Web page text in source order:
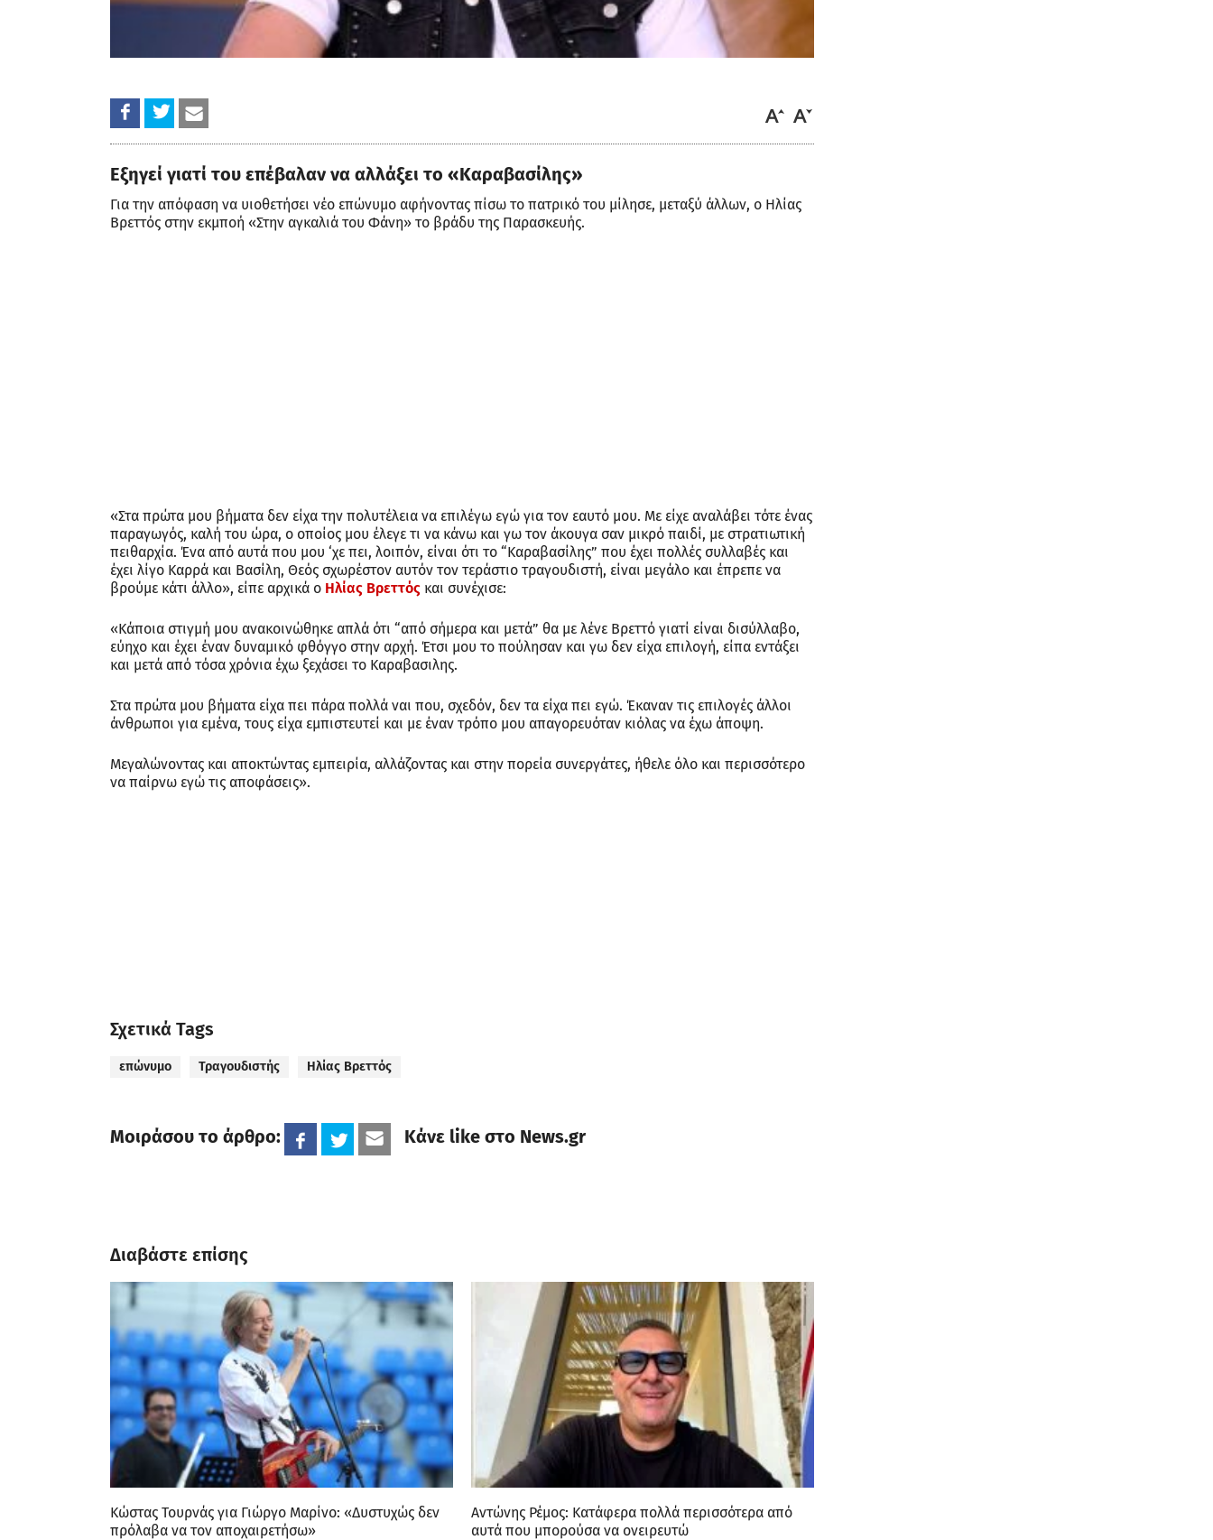
Εξηγεί γιατί του επέβαλαν να αλλάξει το «Καραβασίλης»
Για την απόφαση να υιοθετήσει νέο επώνυμο αφήνοντας πίσω το πατρικό του μίλησε, μεταξύ άλλων, ο Ηλίας
Βρεττός στην εκμποή «Στην αγκαλιά του Φάνη» το βράδυ της Παρασκευής.
«Στα πρώτα μου βήματα δεν είχα την πολυτέλεια να επιλέγω εγώ για τον εαυτό μου. Με είχε αναλάβει τότε ένας
παραγωγός, καλή του ώρα, ο οποίος μου έλεγε τι να κάνω και γω τον άκουγα σαν μικρό παιδί, με στρατιωτική
πειθαρχία. Ένα από αυτά που μου ‘χε πει, λοιπόν, είναι ότι το “Καραβασίλης” που έχει πολλές συλλαβές και
έχει λίγο Καρρά και Βασίλη, Θεός σχωρέστον αυτόν τον τεράστιο τραγουδιστή, είναι μεγάλο και έπρεπε να
βρούμε κάτι άλλο», είπε αρχικά ο Ηλίας Βρεττός και συνέχισε:
«Κάποια στιγμή μου ανακοινώθηκε απλά ότι “από σήμερα και μετά” θα με λένε Βρεττό γιατί είναι δισύλλαβο,
εύηχο και έχει έναν δυναμικό φθόγγο στην αρχή. Έτσι μου το πούλησαν και γω δεν είχα επιλογή, είπα εντάξει
και μετά από τόσα χρόνια έχω ξεχάσει το Καραβασιλης.
Στα πρώτα μου βήματα είχα πει πάρα πολλά ναι που, σχεδόν, δεν τα είχα πει εγώ. Έκαναν τις επιλογές άλλοι
άνθρωποι για εμένα, τους είχα εμπιστευτεί και με έναν τρόπο μου απαγορευόταν κιόλας να έχω άποψη.
Μεγαλώνοντας και αποκτώντας εμπειρία, αλλάζοντας και στην πορεία συνεργάτες, ήθελε όλο και περισσότερο
να παίρνω εγώ τις αποφάσεις».
Σχετικά Tags
επώνυμο Τραγουδιστής Ηλίας Βρεττός
Μοιράσου το άρθρο: Κάνε like στο News.gr
Διαβάστε επίσης
Κώστας Τουρνάς για Γιώργο Μαρίνο: «Δυστυχώς δεν
πρόλαβα να τον αποχαιρετήσω»
Αντώνης Ρέμος: Κατάφερα πολλά περισσότερα από
αυτά που μπορούσα να ονειρευτώ